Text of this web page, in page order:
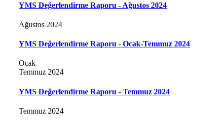
YMS Değerlendirme Raporu - Ağustos 2024
Ağustos 2024
YMS Değerlendirme Raporu - Ocak-Temmuz 2024
Ocak
Temmuz 2024
YMS Değerlendirme Raporu - Temmuz 2024
Temmuz 2024